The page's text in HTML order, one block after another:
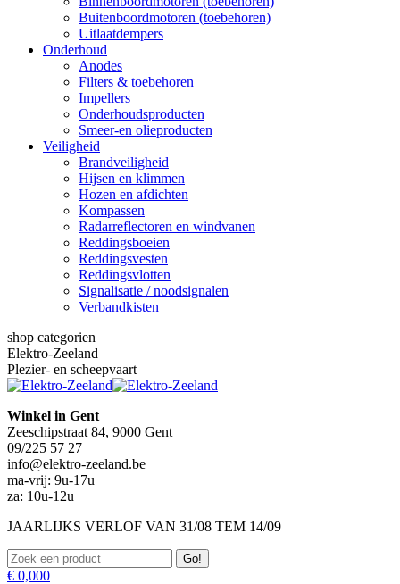
Buitenboordmotoren (toebehoren)
Uitlaatdempers
Onderhoud
Anodes
Filters & toebehoren
Impellers
Onderhoudsproducten
Smeer-en olieproducten
Veiligheid
Brandveiligheid
Hijsen en klimmen
Hozen en afdichten
Kompassen
Radarreflectoren en windvanen
Reddingsboeien
Reddingsvesten
Reddingsvlotten
Signalisatie / noodsignalen
Verbandkisten
shop categorien
Elektro-Zeeland
Plezier- en scheepvaart
Winkel in Gent
Zeeschipstraat 84, 9000 Gent
09/225 57 27
info@elektro-zeeland.be
ma-vrij: 9u-17u
za: 10u-12u
JAARLIJKS VERLOF VAN 31/08 TEM 14/09
Zoeken:
€ 0,000